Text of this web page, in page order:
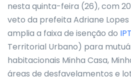
nesta quinta-feira (26), com
veto da prefeita Adriane
amplia a faixa de isenção do
Territorial Urbano) para
habitacionais Minha Casa,
áreas de desfavelamentos e